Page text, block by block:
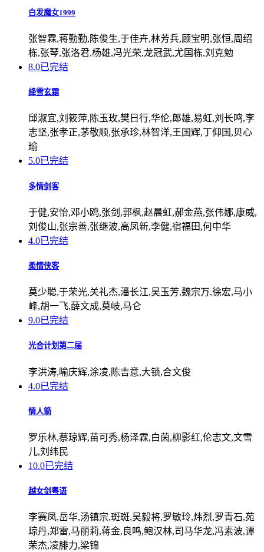
白发魔女1999
张智霖,蒋勤勤,陈俊生,于佳卉,林芳兵,顾宝明,张恒,周绍
栋,张琴,张洛君,杨雄,冯光荣,龙冠武,尤国栋,刘克勉
8.0已完结
绛雪玄霜
邱淑宜,刘筱萍,陈玉玫,樊日行,华伦,郎雄,易虹,刘长鸣,李
志坚,张孝正,茅敬顺,张承珍,林智洋,王国辉,丁仰国,贝心
瑜
5.0已完结
多情剑客
于健,安怡,邓小鸥,张剑,郭枫,赵晨虹,郝金燕,张伟娜,康威,
刘俊山,张宗善,张继波,高凤新,李健,宿福田,何中华
4.0已完结
柔情侠客
莫少聪,于荣光,关礼杰,潘长江,吴玉芳,魏宗万,徐宏,马小
峰,胡一飞,薛文成,莫岐,马仑
9.0已完结
光合计划第二届
李洪涛,喻庆辉,涂凌,陈吉意,大锁,合文俊
4.0已完结
情人箭
罗乐林,蔡琼辉,苗可秀,杨泽霖,白茵,柳影红,伦志文,文雪
儿,刘纬民
10.0已完结
越女剑粤语
李赛凤,岳华,汤镇宗,斑斑,吴毅将,罗敏玲,炜烈,罗青石,苑
琼丹,郑雷,马丽莉,蒋金,良鸣,鲍汉林,司马华龙,冯素波,谭
荣杰,凌腓力,梁锦